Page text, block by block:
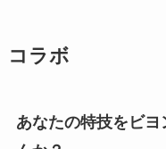
コラボ
あなたの特技をビ